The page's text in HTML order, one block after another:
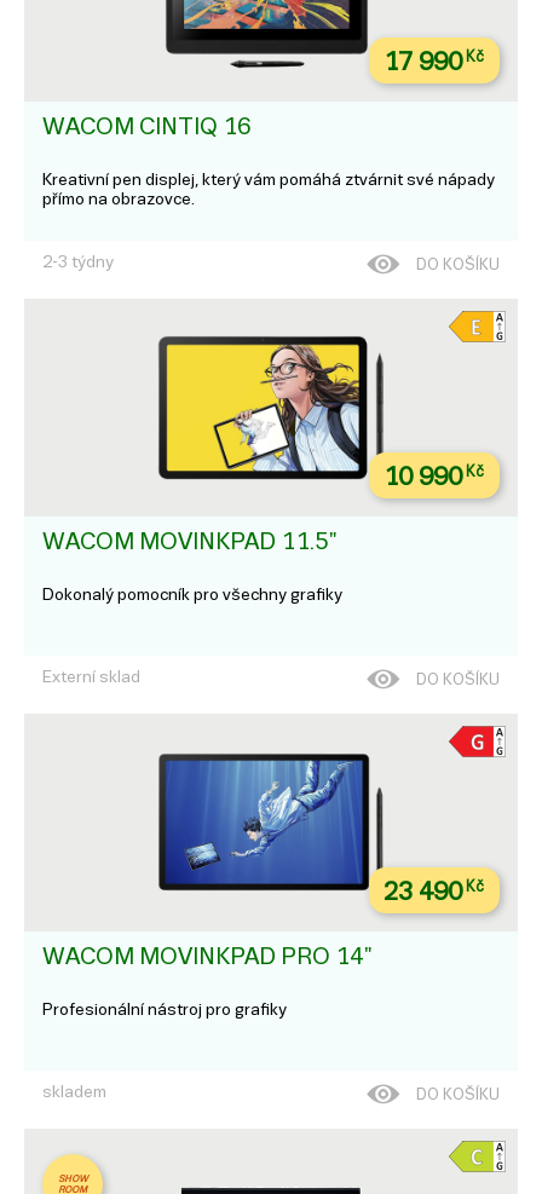
17 990Kč
WACOM CINTIQ 16
Kreativní pen displej, který vám pomáhá ztvárnit své nápady
přímo na obrazovce.
2-3 týdny DO KOŠÍKU
10 990Kč
WACOM MOVINKPAD 11.5"
Dokonalý pomocník pro všechny grafiky
Externí sklad DO KOŠÍKU
23 490Kč
WACOM MOVINKPAD PRO 14"
Profesionální nástroj pro grafiky
skladem DO KOŠÍKU
SHOW
ROOM